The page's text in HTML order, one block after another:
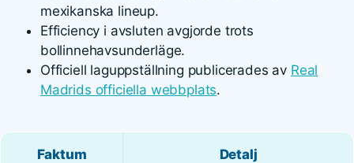
mexikanska lineup.
Efficiency i avsluten avgjorde trots
bollinnehavsunderläge.
Officiell laguppställning publicerades av Real
Madrids officiella webbplats.
Faktum Detalj